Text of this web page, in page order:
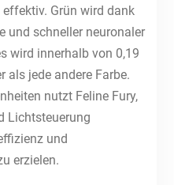
Grün wird dank
und schneller neuronaler
wird innerhalb von 0,19
als jede andere Farbe.
nutzt Feline Fury,
Lichtsteuerung
und
erzielen.